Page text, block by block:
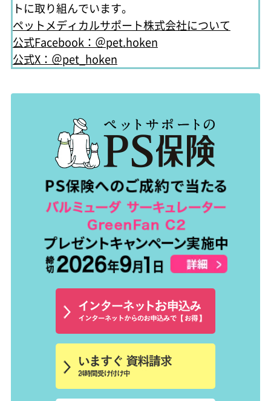
トに取り組んでいます。
ペットメディカルサポート株式会社について
公式Facebook：＠pet.hoken
公式X：＠pet_hoken